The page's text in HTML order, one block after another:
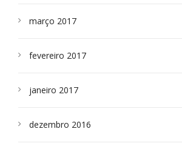
março 2017
fevereiro 2017
janeiro 2017
dezembro 2016